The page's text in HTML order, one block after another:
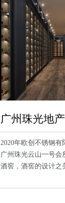
2020年欧创不锈钢有
广州珠光云山一号会
酒窖，酒窖的设计